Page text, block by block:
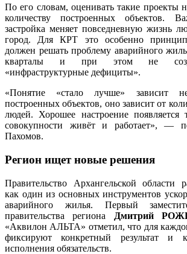
По его словам, оценивать такие проекты
количеству построенных объектов.
застройка меняет повседневную жизнь
город. Для КРТ это особенно
должен решать проблему аварийного
кварталы и при этом не
«инфраструктурные дефициты».
«Понятие «стало лучше» зависит
построенных объектов, оно зависит от
людей. Хорошее настроение появляется
совокупности живёт и работает», —
Пахомов.
Регион ищет новые решения
Правительство Архангельской области
как один из основных инструментов
аварийного жилья. Первый
правительства региона
Дмитрий
«Аквилон АЛЬТА» отметил, что для
фиксируют конкретный результат и
исполнения обязательств.